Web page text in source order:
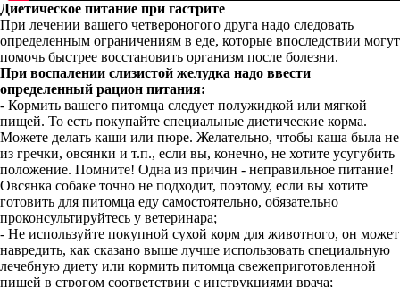
Диетическое питание при гастрите
При лечении вашего четвероногого друга надо следовать
определенным ограничениям в еде, которые впоследствии могут
помочь быстрее восстановить организм после болезни.
При воспалении слизистой желудка надо ввести
определенный рацион питания:
- Кормить вашего питомца следует полужидкой или мягкой
пищей. То есть покупайте специальные диетические корма.
Можете делать каши или пюре. Желательно, чтобы каша была не
из гречки, овсянки и т.п., если вы, конечно, не хотите усугубить
положение. Помните! Одна из причин - неправильное питание!
Овсянка собаке точно не подходит, поэтому, если вы хотите
готовить для питомца еду самостоятельно, обязательно
проконсультируйтесь у ветеринара;
- Не используйте покупной сухой корм для животного, он может
навредить, как сказано выше лучше использовать специальную
лечебную диету или кормить питомца свежеприготовленной
пищей в строгом соответствии с инструкциями врача;